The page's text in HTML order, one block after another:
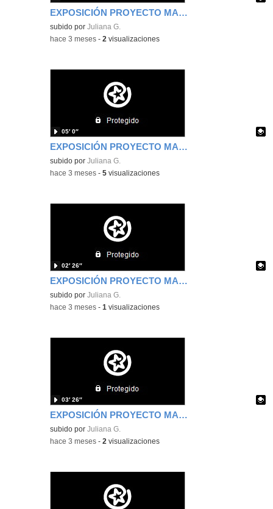
EXPOSICIÓN PROYECTO MAR HUGO MAYO 2026
Contenido educativo.
subido porJuliana G.
-hace 3 meses -2 visualizaciones
EXPOSICIÓN PROYECTO MAR DAVID ABRIL 2026
Contenido educativo.
subido porJuliana G.
05′ 0″
-hace 3 meses -5 visualizaciones
EXPOSICIÓN PROYECTO MAR ENZO ABRIL 2026
Contenido educativo.
subido porJuliana G.
02′ 26″
-hace 3 meses -1 visualizaciones
EXPOSICIÓN PROYECTO MAR DANIEL ABRIL 2026
Contenido educativo.
subido porJuliana G.
03′ 26″
-hace 3 meses -2 visualizaciones